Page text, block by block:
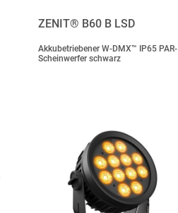
ZENIT® B60 B LSD
Akkubetriebener W-DMX™ IP65 PAR-
Scheinwerfer schwarz